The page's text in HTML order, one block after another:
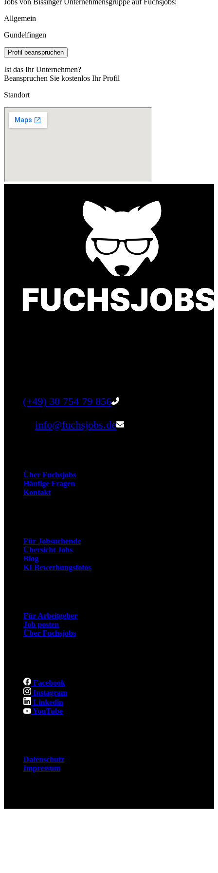
Allgemein
Gundelfingen
Profil beanspruchen
Ist das Ihr Unternehmen?
Beanspruchen Sie kostenlos Ihr Profil
Standort
(+49) 30 754 79 856
info@fuchsjobs.de
Über Fuchsjobs
Häufige Fragen
Kontakt
Für Jobsuchende
Übersicht Jobs
Blog
KI Bewerbungsfotos
Für Arbeitgeber
Job posten
Über Fuchsjobs
Facebook
Instagram
Linkedin
YouTube
Datenschutz
Impressum